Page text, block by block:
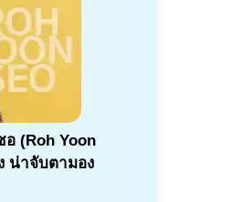
(Roh Yoon
น่าจับตามอง